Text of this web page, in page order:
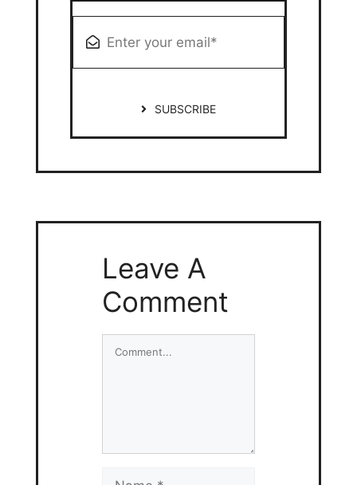
SUBSCRIBE
Leave A
Comment